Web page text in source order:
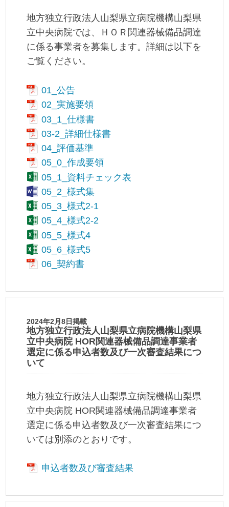
地方独立行政法人山梨県立病院機構山梨県
立中央病院では、ＨＯＲ関連器械備品調達
に係る事業者を募集します。詳細は以下を
ご覧ください。
01_公告
02_実施要領
03_1_仕様書
03-2_詳細仕様書
04_評価基準
05_0_作成要領
05_1_資料チェック表
05_2_様式集
05_3_様式2-1
05_4_様式2-2
05_5_様式4
05_6_様式5
06_契約書
2024年2月8日掲載
地方独立行政法人山梨県立病院機構山梨県
立中央病院 HOR関連器械備品調達事業者
選定に係る申込者数及び一次審査結果につ
いて
地方独立行政法人山梨県立病院機構山梨県
立中央病院 HOR関連器械備品調達事業者
選定に係る申込者数及び一次審査結果につ
いては別添のとおりです。
申込者数及び審査結果